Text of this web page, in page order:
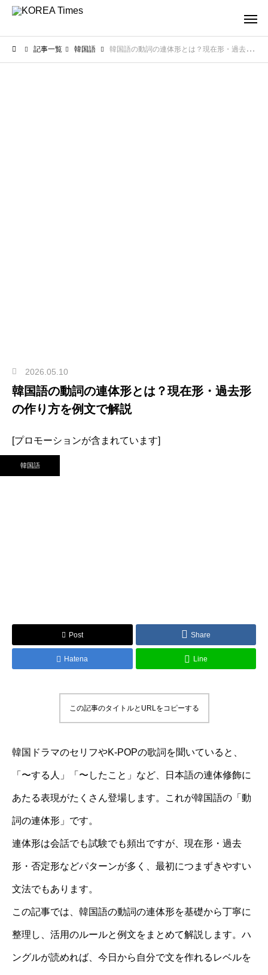
記事一覧 韓国語 韓国語の動詞の連体形とは？現在形・過去形の作り方を例文で解説
2026.05.10
韓国語の動詞の連体形とは？現在形・過去形
の作り方を例文で解説
[プロモーションが含まれています]
韓国語
Post Share
Hatena Line
この記事のタイトルとURLをコピーする
韓国ドラマのセリフやK-POPの歌詞を聞いていると、
「〜する人」「〜したこと」など、日本語の連体修飾に
あたる表現がたくさん登場します。これが韓国語の「動
詞の連体形」です。
連体形は会話でも試験でも頻出ですが、現在形・過去
形・否定形などパターンが多く、最初につまずきやすい
文法でもあります。
この記事では、韓国語の動詞の連体形を基礎から丁寧に
整理し、活用のルールと例文をまとめて解説します。ハ
ングルが読めれば、今日から自分で文を作れるレベルを